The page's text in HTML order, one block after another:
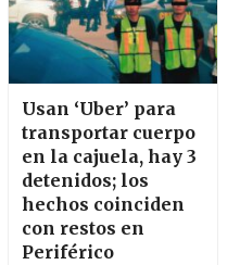
Usan ‘Uber’ para
transportar cuerpo
en la cajuela, hay 3
detenidos; los
hechos coinciden
con restos en
Periférico